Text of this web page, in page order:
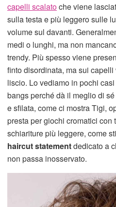
capelli scalatoche viene
sulla testa e più leggero sulle
volume sul davanti.
medi o lunghi, ma non
trendy. Più spesso viene
finto disordinata, ma sui
liscio. Lo vediamo in pochi
bangs perché dà il meglio di
e sfilata, come ci mostra Tigi,
presta per giochi cromatici con
schiariture più leggere, come
haircut statementdedicato a
non passa inosservato.